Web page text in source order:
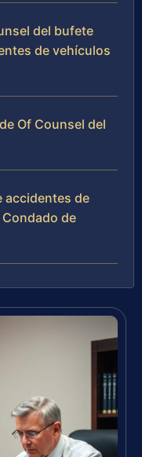
del bufete
de vehículos
Of Counsel del
accidentes de
de